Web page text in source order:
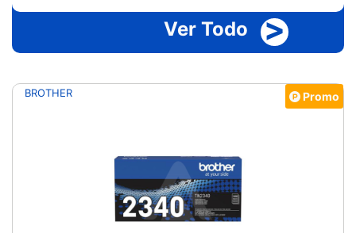
Ver Todo
>
BROTHER Promo